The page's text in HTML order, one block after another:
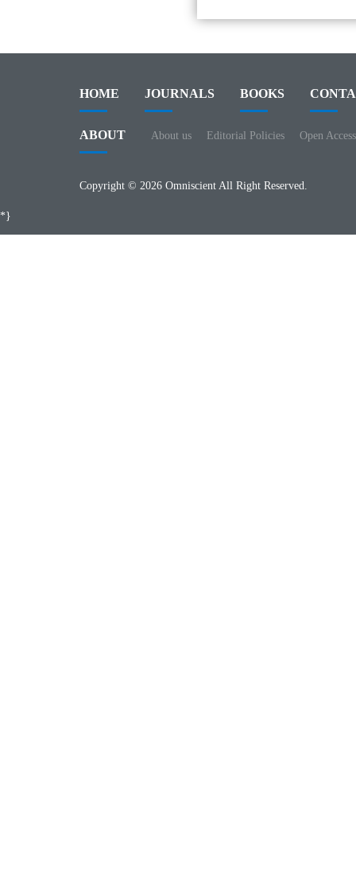
HOME JOURNALS BOOKS
ABOUT About us Editorial Policies Open
Copyright © 2026 Omniscient All Right Reserved.
*}